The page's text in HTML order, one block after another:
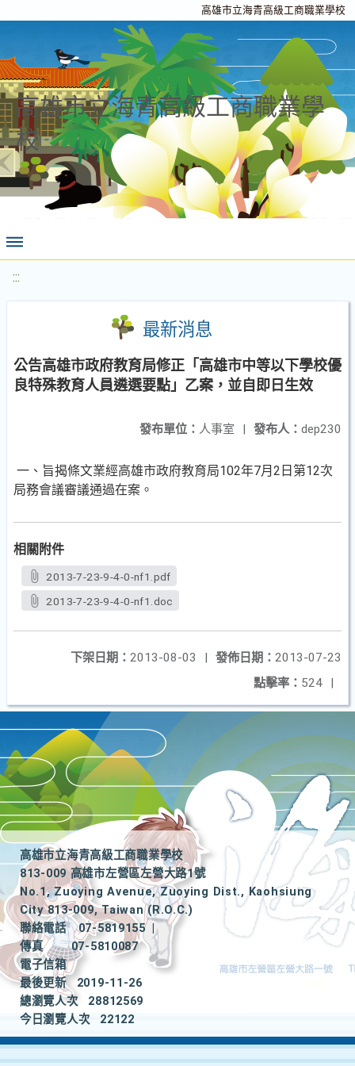
高雄市立海青高級工商職業學校
高雄市立海青高級工商職業學
校
:::
最新消息
公告高雄市政府教育局修正「高雄市中等以下學校優
良特殊教育人員遴選要點」乙案，並自即日生效
發布人： dep230
發布單位： 人事室 |
一、旨揭條文業經高雄市政府教育局102年7月2日第12次
局務會議審議通過在案。
相關附件
2013-7-23-9-4-0-nf1.pdf
2013-7-23-9-4-0-nf1.doc
發佈日期： 2013-07-23
下架日期： 2013-08-03
|
點擊率： 524 |
高雄市立海青高級工商職業學校
813-009 高雄市左營區左營大路1號
No.1, Zuoying Avenue, Zuoying Dist., Kaohsiung
City 813-009, Taiwan (R.O.C.)
聯絡電話
07-5819155
|
傳真
07-5810087
電子信箱
最後更新
2019-11-26
總瀏覽人次
28812569
今日瀏覽人次
22122